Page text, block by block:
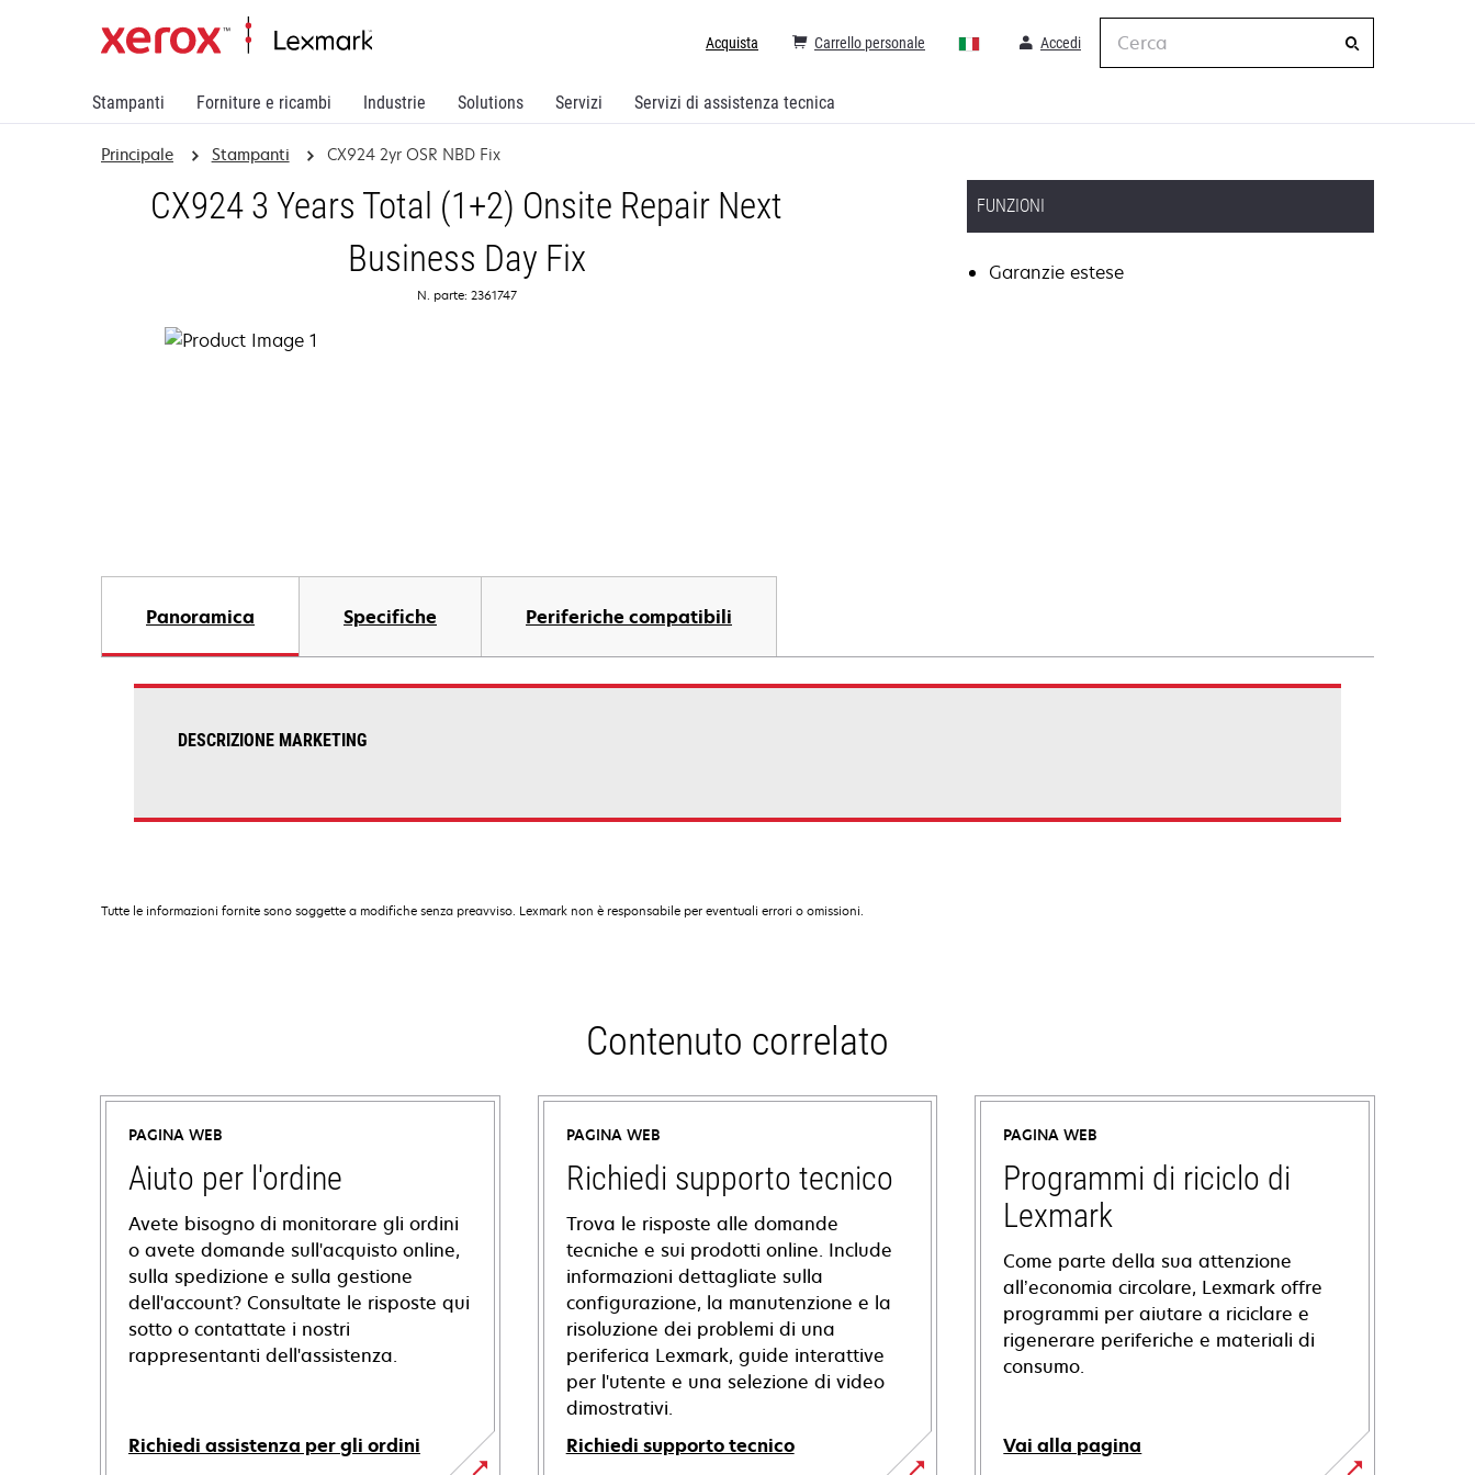
Stampanti Forniture e ricambi Industrie Solutions Servizi Servizi di assistenza tecnica
Accedi
Carrello personale
Acquista
Principale Stampanti CX924 2yr OSR NBD Fix
CX924 3 Years Total (1+2) Onsite Repair Next
Business Day Fix
N. parte: 2361747
FUNZIONI
Garanzie estese
Panoramica Specifiche Periferiche compatibili
DESCRIZIONE MARKETING
Tutte le informazioni fornite sono soggette a modifiche senza preavviso. Lexmark non è responsabile per eventuali errori o omissioni.
Contenuto correlato
PAGINA WEB
Aiuto per l'ordine
Avete bisogno di monitorare gli ordini
o avete domande sull'acquisto online,
sulla spedizione e sulla gestione
dell'account? Consultate le risposte qui
sotto o contattate i nostri
rappresentanti dell'assistenza.
Richiedi assistenza per gli ordini
PAGINA WEB
Richiedi supporto tecnico
Trova le risposte alle domande
tecniche e sui prodotti online. Include
informazioni dettagliate sulla
configurazione, la manutenzione e la
risoluzione dei problemi di una
periferica Lexmark, guide interattive
per l'utente e una selezione di video
dimostrativi.
Richiedi supporto tecnico
PAGINA WEB
Programmi di riciclo di
Lexmark
Come parte della sua attenzione
all’economia circolare, Lexmark offre
programmi per aiutare a riciclare e
rigenerare periferiche e materiali di
consumo.
Vai alla pagina